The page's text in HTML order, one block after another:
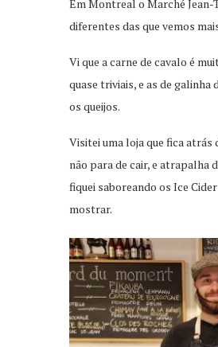
Em Montreal o Marché Jean-
diferentes das que vemos
Vi que a carne de cavalo é
quase triviais, e as de galinha
os queijos.
Visitei uma loja que fica atrás
não para de cair, e atrapalha
fiquei saboreando os Ice
mostrar.